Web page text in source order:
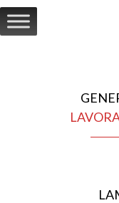
Vai
al